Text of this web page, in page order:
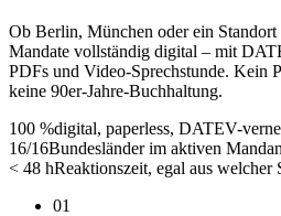
Ob Berlin, München oder ein Standort
Mandate vollständig digital – mit
PDFs und Video-Sprechstunde. Kein
keine 90er-Jahre-Buchhaltung.
100 %digital, paperless, DATEV-
16/16Bundesländer im aktiven
< 48 hReaktionszeit, egal aus welcher
01